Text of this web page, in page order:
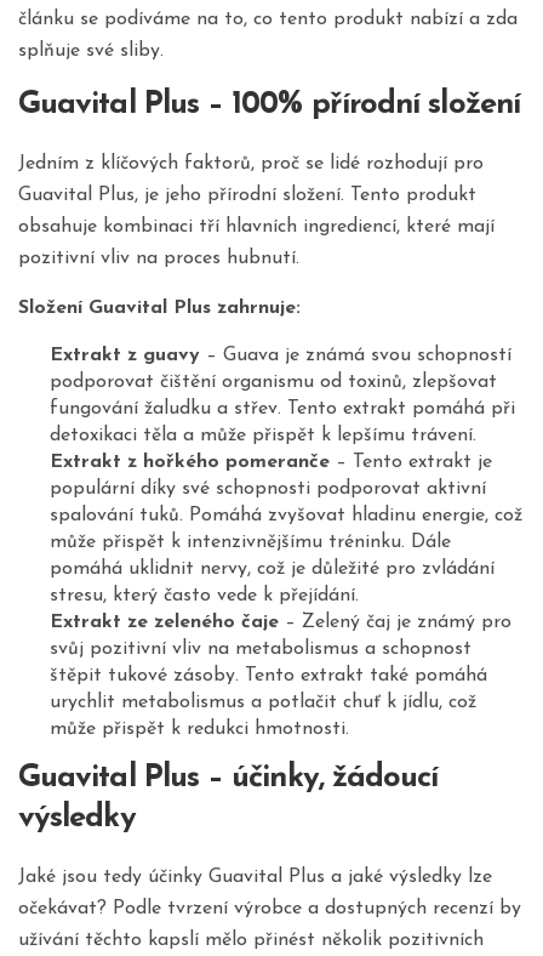
článku se podíváme na to, co tento produkt nabízí a zda
splňuje své sliby.
Guavital Plus – 100% přírodní složení
Jedním z klíčových faktorů, proč se lidé rozhodují pro
Guavital Plus, je jeho přírodní složení. Tento produkt
obsahuje kombinaci tří hlavních ingrediencí, které mají
pozitivní vliv na proces hubnutí.
Složení Guavital Plus zahrnuje:
Extrakt z guavy– Guava je známá svou schopností
podporovat čištění organismu od toxinů, zlepšovat
fungování žaludku a střev. Tento extrakt pomáhá při
detoxikaci těla a může přispět k lepšímu trávení.
Extrakt z hořkého pomeranče– Tento extrakt je
populární díky své schopnosti podporovat aktivní
spalování tuků. Pomáhá zvyšovat hladinu energie, což
může přispět k intenzivnějšímu tréninku. Dále
pomáhá uklidnit nervy, což je důležité pro zvládání
stresu, který často vede k přejídání.
Extrakt ze zeleného čaje– Zelený čaj je známý pro
svůj pozitivní vliv na metabolismus a schopnost
štěpit tukové zásoby. Tento extrakt také pomáhá
urychlit metabolismus a potlačit chuť k jídlu, což
může přispět k redukci hmotnosti.
Guavital Plus – účinky, žádoucí
výsledky
Jaké jsou tedy účinky Guavital Plus a jaké výsledky lze
očekávat? Podle tvrzení výrobce a dostupných recenzí by
užívání těchto kapslí mělo přinést několik pozitivních